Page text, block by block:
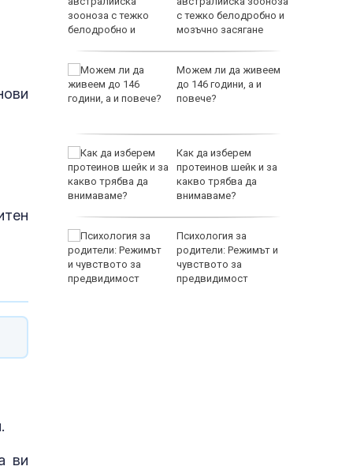
ви
в
с тежко белодробно и
мозъчно засягане
Можем ли да живеем
до 146 години, а и
повече?
Как да изберем
протеинов шейк и за
какво трябва да
внимаваме?
Психология за
родители: Режимът и
чувството за
предвидимост